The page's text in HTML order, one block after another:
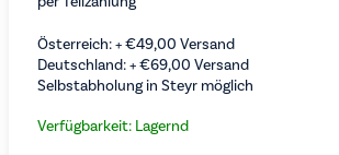
Österreich: +€49,00 Versand
Deutschland: +€69,00 Versand
Selbstabholung in Steyr möglich
Verfügbarkeit: Lagernd